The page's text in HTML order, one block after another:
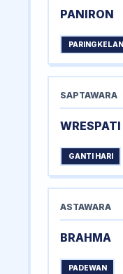
PANIRON
PARINGKELAN
SAPTAWARA
WRESPATI
GANTI HARI
ASTAWARA
BRAHMA
PADEWAN